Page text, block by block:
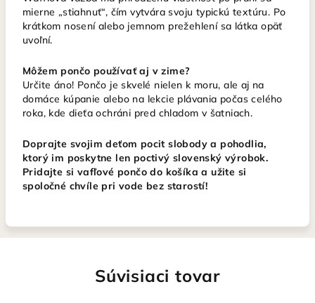
mierne „stiahnuť“, čím vytvára svoju typickú textúru. Po
krátkom nosení alebo jemnom prežehlení sa látka opäť
uvoľní.
Môžem pončo používať aj v zime?
Určite áno! Pončo je skvelé nielen k moru, ale aj na
domáce kúpanie alebo na lekcie plávania počas celého
roka, kde dieťa ochráni pred chladom v šatniach.
Doprajte svojim deťom pocit slobody a pohodlia,
ktorý im poskytne len poctivý slovenský výrobok.
Pridajte si vafľové pončo do košíka a užite si
spoločné chvíle pri vode bez starostí!
Súvisiaci tovar